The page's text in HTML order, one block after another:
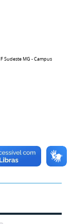
Sudeste MG - Campus